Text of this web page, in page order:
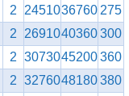
2 2451036760 275
2 2691040360300
2 3073045200360
2 3276048180380